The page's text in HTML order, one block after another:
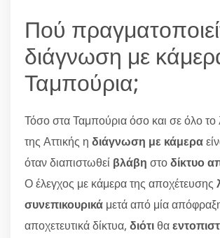
Πού
διάγνωση με
Ταμπούρια;
Τόσο στα Ταμπούρια όσο και σε όλο το
της Αττικής η διάγνωση με κάμερα
όταν διαπιστωθεί βλάβη στοδίκτυο
Ο έλεγχος με κάμερα της αποχέτευσης
συνεπικουρικά μετά από μία
αποχετευτικά δίκτυα, διότιθα